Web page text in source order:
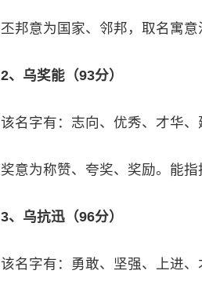
丕邦意为国家、邻邦，取名寓意
2、乌奖能（93分）
该名字有：志向、优秀、才华、
奖意为称赞、夸奖、奖励。能
3、乌抗迅（96分）
该名字有：勇敢、坚强、上进、